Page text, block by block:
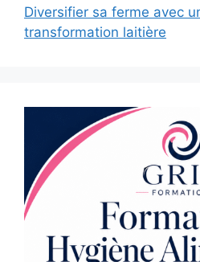
Diversifier sa ferme avec
transformation laitière